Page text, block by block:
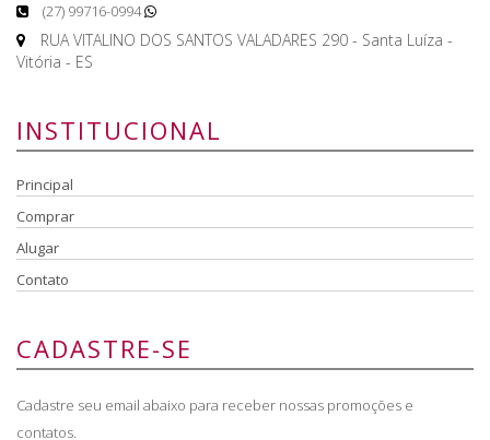
(27) 99716-0994
RUA VITALINO DOS SANTOS VALADARES 290 - Santa Luíza -
Vitória - ES
INSTITUCIONAL
Principal
Comprar
Alugar
Contato
CADASTRE-SE
Cadastre seu email abaixo para receber nossas promoções e
contatos.